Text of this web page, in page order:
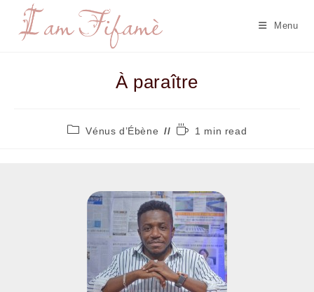
Menu
À paraître
Vénus d’Ébène 1 min read